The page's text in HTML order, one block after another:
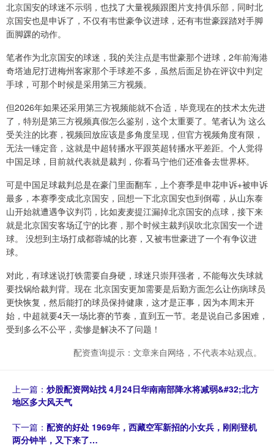
北京国安的球迷不示弱，也找了大量视频跟图片支持俱乐部，同时北
京国安也是申诉了，不仅有韦世豪争议进球，还有韦世豪踩踏对手脚
面脚踝的动作。
笔者作为北京国安的球迷，我的关注点是韦世豪那个进球，2年前海港
奇塔迪尼打进梅州客家那个手球差不多，虽然后面足协在评议中判定
手球，可那个时候是采用第三方视频。
但2026年如果还采用第三方视频能就不合适，毕竟现在的技术太先进
了，特别是第三方视频真假怎么鉴别，这个太重要了。笔者认为 这么
受关注的比赛，视频回放应该是多角度呈现，但官方视频角度有限，
无法一锤定音，这就是中超转播水平跟英超转播水平差距。个人觉得
中国足球，目前就代表就是裁判，你看马宁他们还准备去世界杯。
可是中国足球裁判总是在豪门里面翻车，上个赛季是申花申诉+被申诉
最多，本赛季变成北京国安，回想一下北京国安也到倒霉，从山东泰
山开始就遭遇争议判罚，比如麦麦提江漏掉北京国安的点球，接下来
就是北京国安客场辽宁的比赛，那个时候主裁判误吹北京国安一个进
球。 没想到主场打成都蓉城的比赛，又被韦世豪进了一个有争议进
球。
对此，有球迷说打铁需要自身硬，球迷只崇拜强者，不能每次失球就
要找锅给裁判背。现在 北京国安更加需要是后勤方面怎么让伤病球员
更快恢复，然后能打的球员保持健康，这才是正事，因为本周末开
始，中超就要4天一场比赛的节奏，直到五一节。老是说自己多困难，
受到多么不公平，卖惨是解决不了问题！
配资查询提示：文章来自网络，不代表本站观点。
上一篇： 炒股配资网站找 4月24日华南南部降水将减弱&#32;北方
地区多大风天气
下一篇： 配资的好处 1969年，西藏空军新招的小女兵，刚刚登机
两分钟半，又下来了…